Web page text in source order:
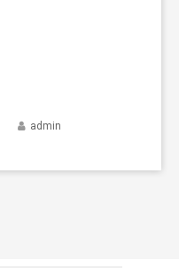
admin